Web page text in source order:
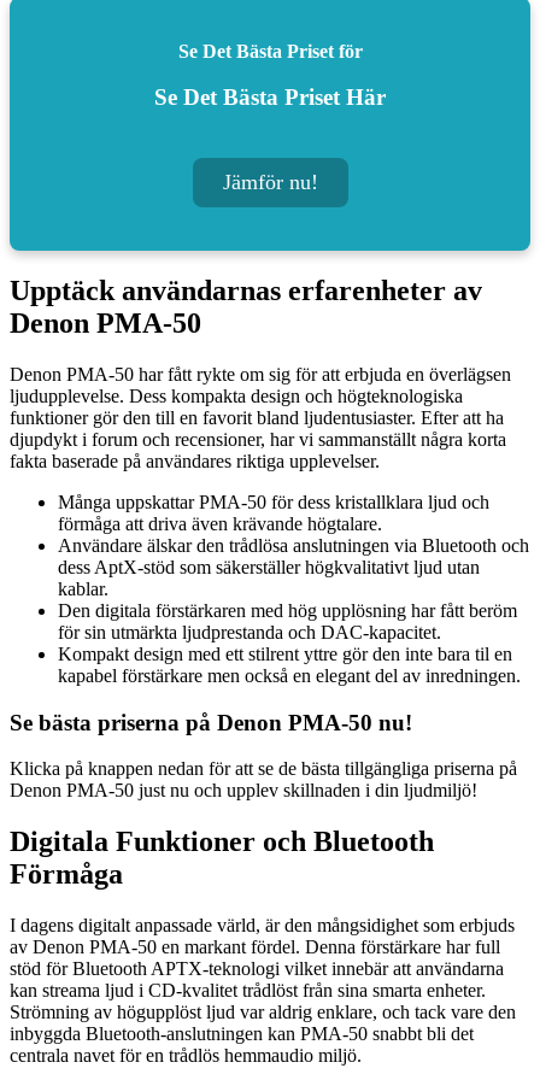
Se Det Bästa Priset för
Se Det Bästa Priset Här
Jämför nu!
Upptäck användarnas erfarenheter av
Denon PMA-50
Denon PMA-50 har fått rykte om sig för att erbjuda en överlägsen
ljudupplevelse. Dess kompakta design och högteknologiska
funktioner gör den till en favorit bland ljudentusiaster. Efter att ha
djupdykt i forum och recensioner, har vi sammanställt några korta
fakta baserade på användares riktiga upplevelser.
Många uppskattar PMA-50 för dess kristallklara ljud och
förmåga att driva även krävande högtalare.
Användare älskar den trådlösa anslutningen via Bluetooth och
dess AptX-stöd som säkerställer högkvalitativt ljud utan
kablar.
Den digitala förstärkaren med hög upplösning har fått beröm
för sin utmärkta ljudprestanda och DAC-kapacitet.
Kompakt design med ett stilrent yttre gör den inte bara til en
kapabel förstärkare men också en elegant del av inredningen.
Se bästa priserna på Denon PMA-50 nu!
Klicka på knappen nedan för att se de bästa tillgängliga priserna på
Denon PMA-50 just nu och upplev skillnaden i din ljudmiljö!
Digitala Funktioner och Bluetooth
Förmåga
I dagens digitalt anpassade värld, är den mångsidighet som erbjuds
av Denon PMA-50 en markant fördel. Denna förstärkare har full
stöd för Bluetooth APTX-teknologi vilket innebär att användarna
kan streama ljud i CD-kvalitet trådlöst från sina smarta enheter.
Strömning av högupplöst ljud var aldrig enklare, och tack vare den
inbyggda Bluetooth-anslutningen kan PMA-50 snabbt bli det
centrala navet för en trådlös hemmaudio miljö.